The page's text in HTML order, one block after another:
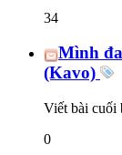
34
Mình
(Kavo)
Viết bài cuối
0